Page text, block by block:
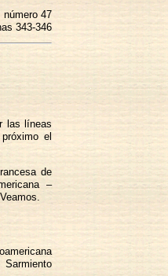
número 47
343-346
las líneas
el
de
–